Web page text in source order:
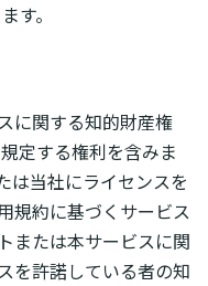
す。
に関する知的財産権
定する権利を含みま
は当社にライセンスを
規約に基づくサービス
または本サービスに関
を許諾している者の知